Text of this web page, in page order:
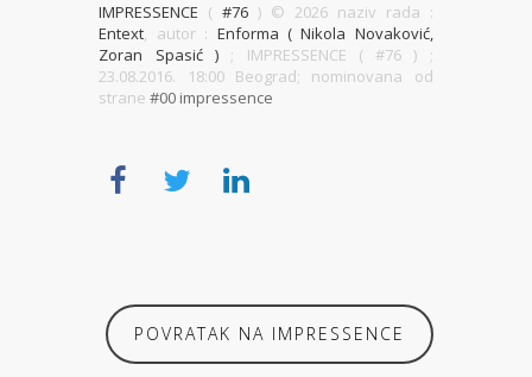
IMPRESSENCE (#76) © 2026 naziv rada :
Entext, autor : Enforma ( Nikola Novaković,
Zoran Spasić ); IMPRESSENCE ( #76 ) ;
23.08.2016. 18:00 Beograd; nominovana od
strane#00 impressence
POVRATAK NA IMPRESSENCE